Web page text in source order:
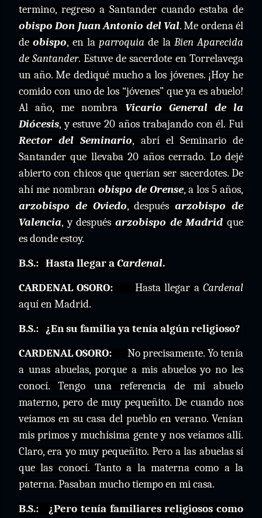
termino, regreso a Santander cuando estaba de
obispo Don Juan Antonio del Val. Me ordena él
deobispo, en la parroquia de la Bien Aparecida
de Santander. Estuve de sacerdote en Torrelavega
un año. Me dediqué mucho a los jóvenes. ¡Hoy he
comido con uno de los “jóvenes” que ya es abuelo!
Al año, me nombra Vicario General de la
Diócesis, y estuve 20 años trabajando con él. Fui
Rector del Seminario, abrí el Seminario de
Santander que llevaba 20 años cerrado. Lo dejé
abierto con chicos que querían ser sacerdotes. De
ahí me nombran obispo de Orense, a los 5 años,
arzobispo de Oviedo, despuésarzobispo de
Valencia, y después arzobispo de Madrid que
es donde estoy.
B.S.: Hasta llegar aCardenal.
CARDENAL OSORO:
Hasta llegar aCardenal
aquí en Madrid.
B.S.: ¿En su familia ya tenía algún religioso?
CARDENAL OSORO:
No precisamente. Yo tenía
a unas abuelas, porque a mis abuelos yo no les
conocí. Tengo una referencia de mi abuelo
materno, pero de muy pequeñito. De cuando nos
veíamos en su casa del pueblo en verano. Venían
mis primos y muchísima gente y nos veíamos allí.
Claro, era yo muy pequeñito. Pero a las abuelas sí
que las conocí. Tanto a la materna como a la
paterna. Pasaban mucho tiempo en mi casa.
B.S.:
¿Pero tenía familiares religiosos como